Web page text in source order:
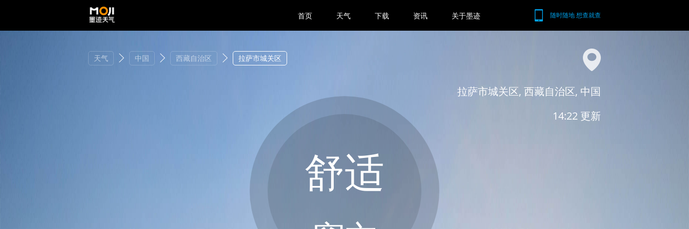
随时随地 想查就查
首页 天气 下载 资讯 关于墨迹
天气 中国 西藏自治区 拉萨市城关区
拉萨市城关区, 西藏自治区, 中国
14:22 更新
舒适